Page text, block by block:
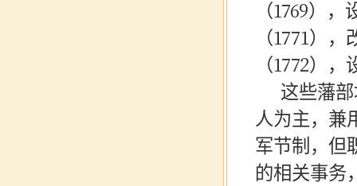
（1769）
（1771）
（1772）
这些藩
人为主，兼
军节制，但
的相关事务